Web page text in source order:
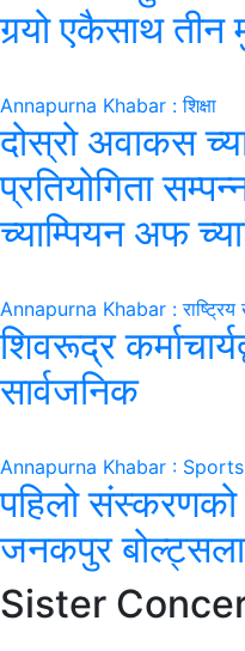
गर्‍यो एकैसाथ तीन
Annapurna Khabar : शिक्षा
दोस्रो अवाकस
प्रतियोगिता
च्याम्पियन अफ
Annapurna Khabar : राष्ट्रिय
शिवरूद्र
सार्वजनिक
Annapurna Khabar : Sports
पहिलो संस्करणको
जनकपुर
Sister